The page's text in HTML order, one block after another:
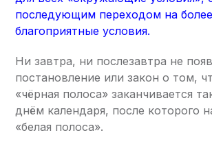
последующим переходом на более
благоприятные условия.
Ни завтра, ни послезавтра не
постановление или закон о том,
«чёрная полоса» заканчивается
днём календаря, после которого
«белая полоса».